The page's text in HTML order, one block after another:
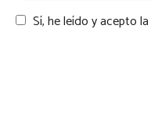
Sí, he leído y acepto la